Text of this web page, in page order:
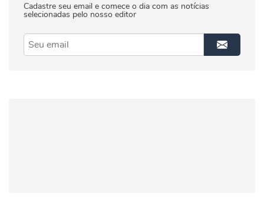
Cadastre seu email e comece o dia com as notícias
selecionadas pelo nosso editor